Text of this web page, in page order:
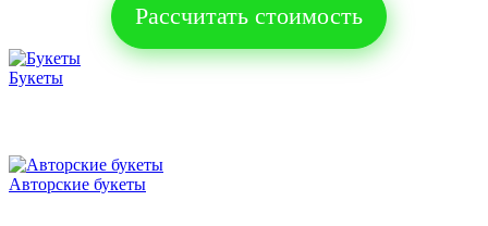
Рассчитать стоимость
Букеты
Авторские букеты